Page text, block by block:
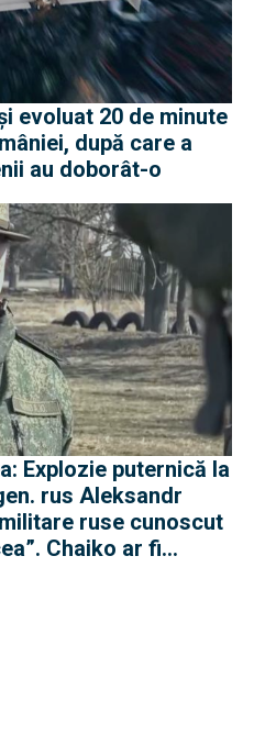
evoluat 20 de minute
după care a
au doborât-o
Explozie puternică la
rus Aleksandr
ruse cunoscut
Chaiko ar fi